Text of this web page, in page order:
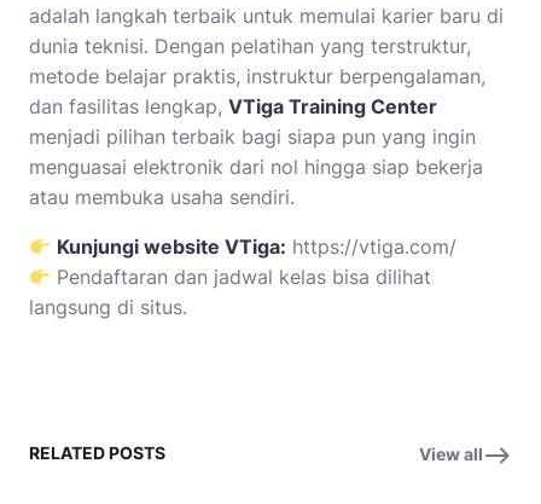
adalah langkah terbaik untuk memulai karier baru di
dunia teknisi. Dengan pelatihan yang terstruktur,
metode belajar praktis, instruktur berpengalaman,
dan fasilitas lengkap, VTiga Training Center
menjadi pilihan terbaik bagi siapa pun yang ingin
menguasai elektronik dari nol hingga siap bekerja
atau membuka usaha sendiri.
Kunjungi website VTiga: https://vtiga.com/
Pendaftaran dan jadwal kelas bisa dilihat
langsung di situs.
RELATED POSTS View all